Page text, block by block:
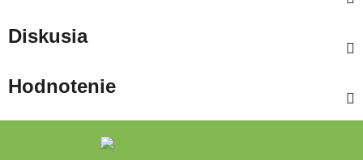
Diskusia
Hodnotenie